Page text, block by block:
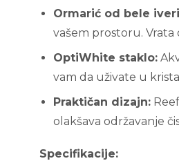
Ormarić od bele
vašem prostoru.
OptiWhite staklo:
vam da uživate u
Praktičan dizajn:
olakšava održavanje
Specifikacije: